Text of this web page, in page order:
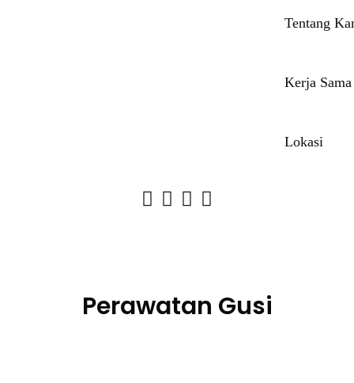
Tentang
Kerja Sama
Lokasi
Perawatan Gusi